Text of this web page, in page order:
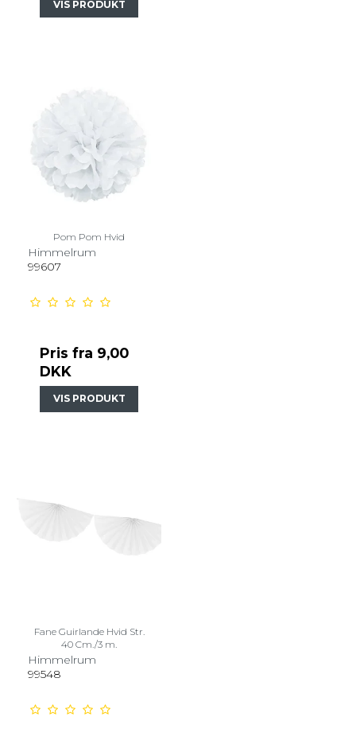
VIS PRODUKT
Pom Pom Hvid
Himmelrum
99607
Pris fra 9,00
DKK
VIS PRODUKT
Fane Guirlande Hvid Str.
40 Cm./3 m.
Himmelrum
99548